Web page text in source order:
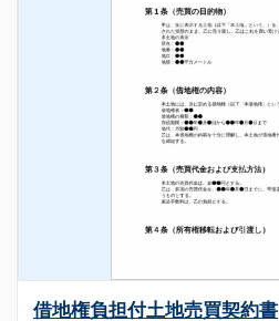
借地権負担付土地売買契約書